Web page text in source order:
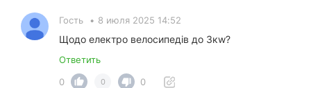
Гость • 8 июля 2025 14:52
Щодо електро велосипедів до 3кw?
Ответить
0
0 0